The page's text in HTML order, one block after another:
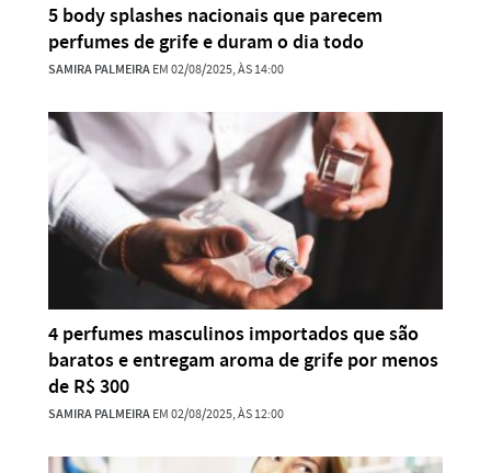
5 body splashes nacionais que parecem
perfumes de grife e duram o dia todo
SAMIRA PALMEIRAEM 02/08/2025, ÀS 14:00
4 perfumes masculinos importados que são
baratos e entregam aroma de grife por menos
de R$ 300
SAMIRA PALMEIRAEM 02/08/2025, ÀS 12:00